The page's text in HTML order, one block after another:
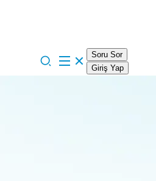
Soru Sor
Giriş Yap